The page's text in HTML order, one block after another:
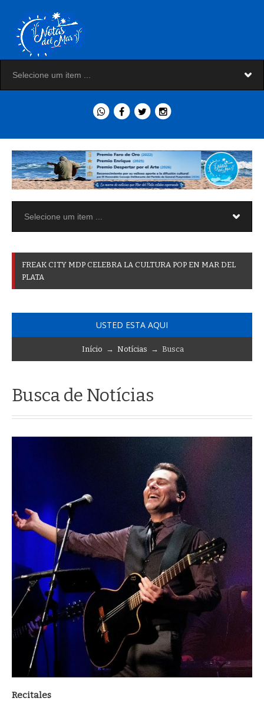
FREAK CITY MDP CELEBRA LA CULTURA POP EN MAR DEL
PLATA
USTED ESTA AQUI
Início → Notícias → Busca
Busca de Notícias
Recitales